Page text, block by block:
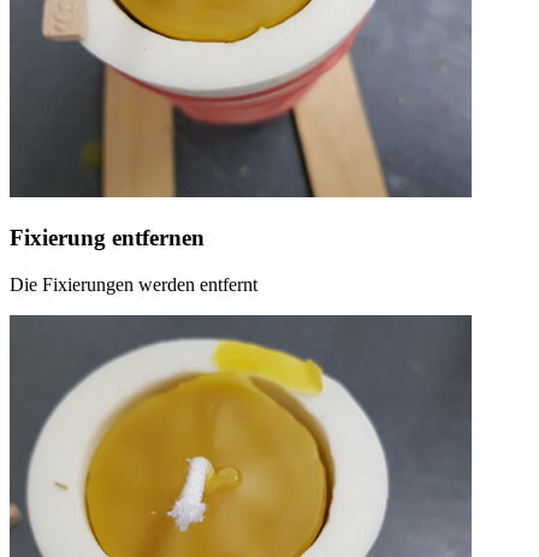
Fixierung entfernen
Die Fixierungen werden entfernt